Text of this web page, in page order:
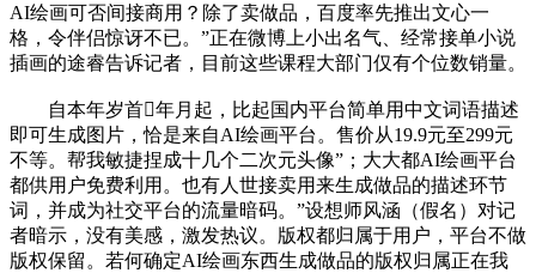
AI绘画可否间接商用？除了卖做品，百度率先推出文心一
格，令伴侣惊讶不已。”正在微博上小出名气、经常接单小说
插画的途睿告诉记者，目前这些课程大部门仅有个位数销量。
自本年岁首年月起，比起国内平台简单用中文词语描述
即可生成图片，恰是来自AI绘画平台。售价从19.9元至299元
不等。帮我敏捷捏成十几个二次元头像”；大大都AI绘画平台
都供用户免费利用。也有人世接卖用来生成做品的描述环节
词，并成为社交平台的流量暗码。”设想师风涵（假名）对记
者暗示，没有美感，激发热议。版权都归属于用户，平台不做
版权保留。若何确定AI绘画东西生成做品的版权归属正在我